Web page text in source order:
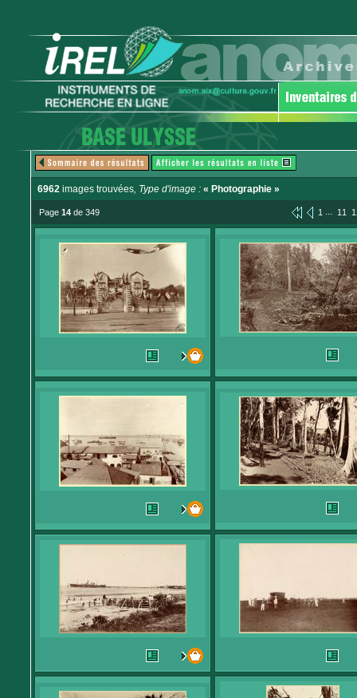
6962 images trouvées, Type d'image : « Photographie »
Page 14 de 349 1 ... 11